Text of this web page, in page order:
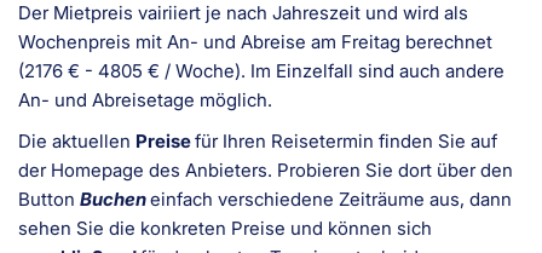
Der Mietpreis vairiiert je nach Jahreszeit und wird als
Wochenpreis mit An- und Abreise am Freitag berechnet
(2176 € - 4805 € / Woche). Im Einzelfall sind auch andere
An- und Abreisetage möglich.
Die aktuellen Preisefür Ihren Reisetermin finden Sie auf
der Homepage des Anbieters. Probieren Sie dort über den
Button Bucheneinfach verschiedene Zeiträume aus, dann
sehen Sie die konkreten Preise und können sich